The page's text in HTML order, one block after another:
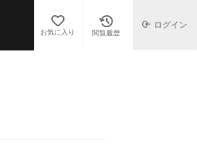
お気に入り 閲覧履歴
ログイン